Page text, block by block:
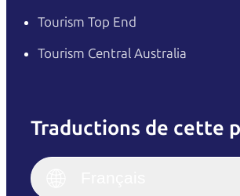
Tourism Top End
Tourism Central Australia
Traductions de cette